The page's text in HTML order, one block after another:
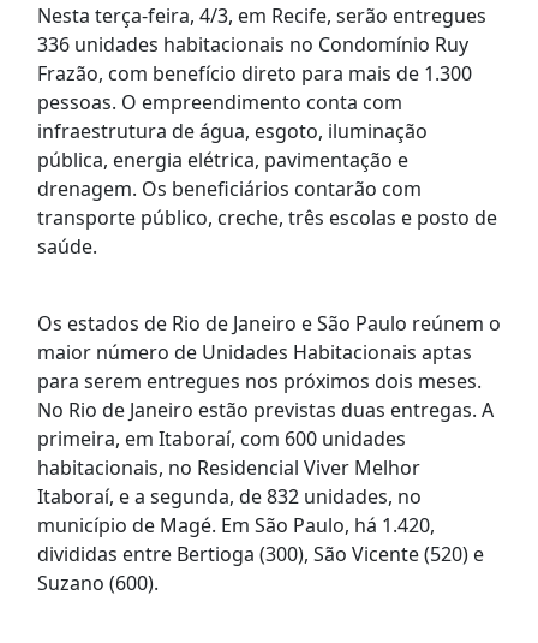
Nesta terça-feira, 4/3, em Recife, serão entregues
336 unidades habitacionais no Condomínio Ruy
Frazão, com benefício direto para mais de 1.300
pessoas. O empreendimento conta com
infraestrutura de água, esgoto, iluminação
pública, energia elétrica, pavimentação e
drenagem. Os beneficiários contarão com
transporte público, creche, três escolas e posto de
saúde.
Os estados de Rio de Janeiro e São Paulo reúnem o
maior número de Unidades Habitacionais aptas
para serem entregues nos próximos dois meses.
No Rio de Janeiro estão previstas duas entregas. A
primeira, em Itaboraí, com 600 unidades
habitacionais, no Residencial Viver Melhor
Itaboraí, e a segunda, de 832 unidades, no
município de Magé. Em São Paulo, há 1.420,
divididas entre Bertioga (300), São Vicente (520) e
Suzano (600).